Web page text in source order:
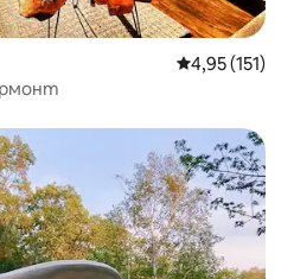
Средна
4,95 (151)
гостите